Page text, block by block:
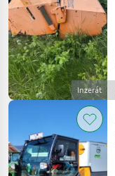
Inzerát